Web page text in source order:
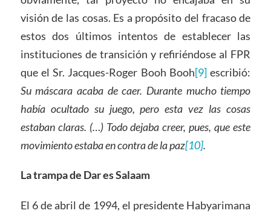
visión de las cosas. Es a propósito del fracaso de
estos dos últimos intentos de establecer las
instituciones de transición y refiriéndose al FPR
que el Sr. Jacques-Roger Booh Booh[9] escribió:
Su máscara acaba de caer. Durante mucho tiempo
había ocultado su juego, pero esta vez las cosas
estaban claras. (…) Todo dejaba creer, pues, que este
movimiento estaba en contra de la paz[10].
La trampa de Dar es Salaam
El 6 de abril de 1994, el presidente Habyarimana